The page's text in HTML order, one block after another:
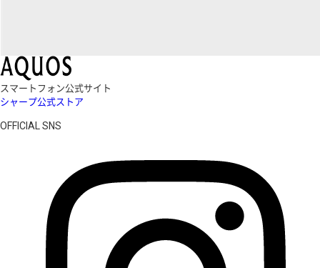
スマートフォン公式サイト
シャープ公式ストア
OFFICIAL SNS